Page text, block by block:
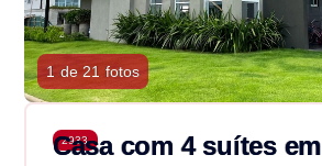
1 de 21 fotos
2933
Casa com 4 suítes em